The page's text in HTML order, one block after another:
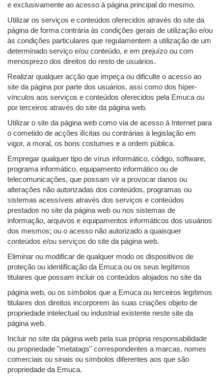
e exclusivamente ao acesso à página principal do mesmo.
Utilizar os serviços e conteúdos oferecidos através do site da
página de forma contrária às condições gerais de utilização e/ou
às condições particulares que regulamentem a utilização de um
determinado serviço e/ou conteúdo, e em prejuízo ou com
menosprezo dos direitos do resto de usuários.
Realizar qualquer acção que impeça ou dificulte o acesso ao
site da página por parte dos usuários, assi como dos híper-
vínculos aos serviços e conteúdos oferecidos pela Emuca ou
por terceiros através do site da página web.
Utilizar o site da página web como via de acesso à Internet para
o cometido de acções ilícitas ou contrárias à legislação em
vigor, a moral, os bons costumes e a ordem pública.
Empregar qualquer tipo de vírus informático, código, software,
programa informático, equipamento informático ou de
telecomunicações, que possam vir a provocar danos ou
alterações não autorizadas dos conteúdos, programas ou
sistemas acessíveis através dos serviços e conteúdos
prestados no site da página web ou nos sistemas de
informação, arquivos e equipamentos informáticos dos usuários
dos mesmos; ou o acesso não autorizado a quaisquer
conteúdos e/ou serviços do site da página web.
Eliminar ou modificar de qualquer modo os dispositivos de
proteção ou identificação da Emuca ou os seus legítimos
titulares que possam incluir os conteúdos alojados no site da
página web, ou os símbolos que a Emuca ou terceiros legítimos
titulares dos direitos incorporem às suas criações objeto de
propriedade intelectual ou industrial existente neste site da
página web.
Incluir no site da página web pela sua própria responsabilidade
ou propriedade "metatags" correspondentes a marcas, nomes
comerciais ou sinais ou símbolos diferentes aos que são
propriedade da Emuca.